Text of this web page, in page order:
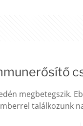
megbetegszik.
találkozunk